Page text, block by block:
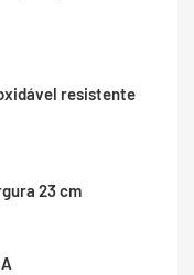
resistente
23 cm